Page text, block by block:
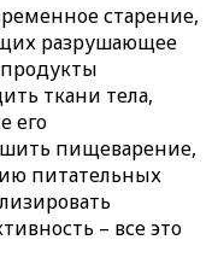
старение,
разрушающее
ткани тела,
его
пищеварение,
питательных
– все это